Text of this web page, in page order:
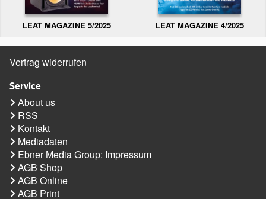
LEAT MAGAZINE 5/2025 LEAT MAGAZINE 4/2025
Vertrag widerrufen
Service
About us
RSS
Kontakt
Mediadaten
Ebner Media Group: Impressum
AGB Shop
AGB Online
AGB Print